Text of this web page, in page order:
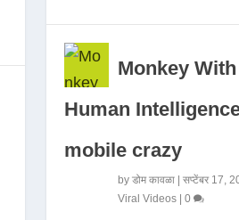
Monkey With
Human
mobile crazy
by डोम कावळा| सप्टेंबर 17,
Viral Videos| 0